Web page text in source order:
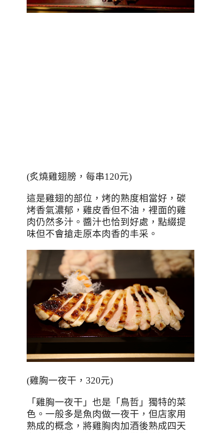
(炙燒雞翅膀，每串120元)
這是雞翅的部位，烤的熟度相當好，碳
烤香氣濃郁，雞皮香但不油，裡面的雞
肉仍然多汁。醬汁也恰到好處，點綴提
味但不會搶走原本肉香的丰采。
(雞胸一夜干， 320元)
「雞胸一夜干」也是「鳥哲」獨特的菜
色。一般多是魚肉做一夜干，但店家用
熟成的概念，將雞胸肉加酒後熟成四天